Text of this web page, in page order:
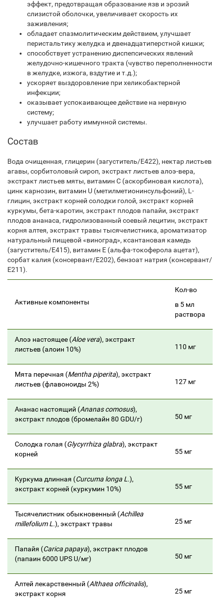
эффект, предотвращая образование язв и эрозий
слизистой оболочки, увеличивает скорость их
заживления;
обладает спазмолитическим действием, улучшает
перистальтику желудка и двенадцатиперстной кишки;
способствует устранению диспепсических явлений
желудочно-кишечного тракта (чувство переполненности
в желудке, изжога, вздутие и т.д.);
ускоряет выздоровление при хеликобактерной
инфекции;
оказывает успокаивающее действие на нервную
систему;
улучшает работу иммунной системы.
Состав
Вода очищенная, глицерин (загуститель/Е422), нектар листьев
агавы, сорбитоловый сироп, экстракт листьев алоэ-вера,
экстракт листьев мяты, витамин С (аскорбиновая кислота),
цинк карнозин, витамин U (метилметионинсульфоний), L-
глицин, экстракт корней солодки голой, экстракт корней
куркумы, бета-каротин, экстракт плодов папайи, экстракт
плодов ананаса, гидролизованный соевый лецитин, экстракт
корня алтея, экстракт травы тысячелистника, ароматизатор
натуральный пищевой «виноград», ксантановая камедь
(загуститель/Е415), витамин Е (альфа-токоферола ацетат),
сорбат калия (консервант/Е202), бензоат натрия (консервант/
Е211).
Активные компоненты
Кол-во
в 5 мл
раствора
Алоэ настоящее (Aloe vera), экстракт
листьев (алоин 10%)
110 мг
Мята перечная (Mentha piperita), экстракт
листьев (флавоноиды 2%)
127 мг
Ананас настоящий (Ananas comosus),
экстракт плодов (бромелайн 80 GDU/г)
50 мг
Солодка голая (Glycyrrhiza glabra), экстракт
корней
55 мг
Куркума длинная (Curcuma longa L.),
экстракт корней (куркумин 10%)
55 мг
Тысячелистник обыкновенный (Achillea
millefolium L.), экстракт травы 25 мг
Папайя (Carica рарауа), экстракт плодов
(папаин 6000 UPS U/мг)
50 мг
Алтей лекарственный (Althaea officinalis),
экстракт корня
25 мг